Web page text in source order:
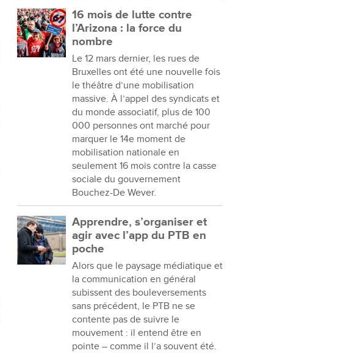
16 mois de lutte contre
l’Arizona : la force du
nombre
Le 12 mars dernier, les rues de
Bruxelles ont été une nouvelle fois
le théâtre d’une mobilisation
massive. À l’appel des syndicats et
du monde associatif, plus de 100
000 personnes ont marché pour
marquer le 14e moment de
mobilisation nationale en
seulement 16 mois contre la casse
sociale du gouvernement
Bouchez-De Wever.
Apprendre, s’organiser et
agir avec l’app du PTB en
poche
Alors que le paysage médiatique et
la communication en général
subissent des bouleversements
sans précédent, le PTB ne se
contente pas de suivre le
mouvement : il entend être en
pointe – comme il l’a souvent été.